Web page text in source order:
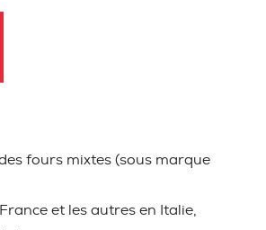
des fours mixtes (sous marque
et les autres en Italie,